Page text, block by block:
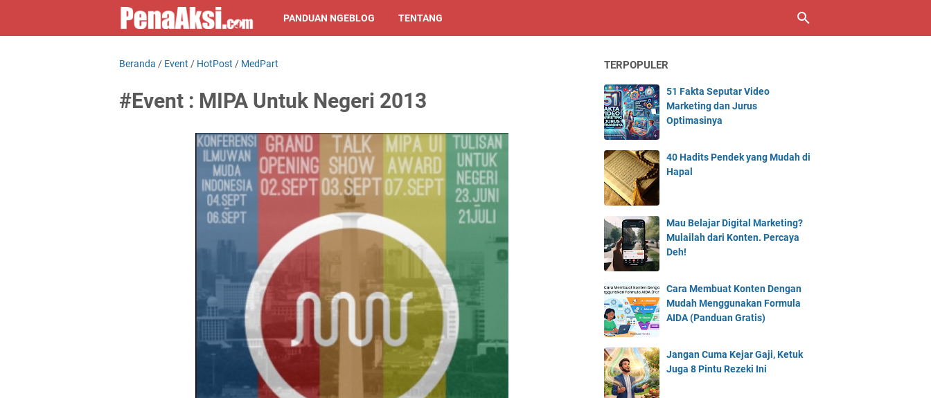
PANDUAN NGEBLOG TENTANG
Beranda / Event / HotPost / MedPart
#Event : MIPA Untuk Negeri 2013
TERPOPULER
51 Fakta Seputar Video
Marketing dan Jurus
Optimasinya
40 Hadits Pendek yang Mudah di
Hapal
Mau Belajar Digital Marketing?
Mulailah dari Konten. Percaya
Deh!
Cara Membuat Konten Dengan
Mudah Menggunakan Formula
AIDA (Panduan Gratis)
Jangan Cuma Kejar Gaji, Ketuk
Juga 8 Pintu Rezeki Ini